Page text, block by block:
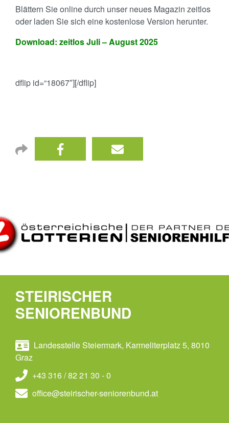
Blättern Sie online durch unser neues Magazin zeitlos
oder laden Sie sich eine kostenlose Version herunter.
Download: zeitlos Juli – August 2025
dflip id=“18067″][/dflip]
STEIRISCHER
SENIORENBUND
Landesstelle Steiermark, Karmeliterplatz 5, 8010
Graz
+43 316 / 82 21 30 - 0
office@steirischer-seniorenbund.at